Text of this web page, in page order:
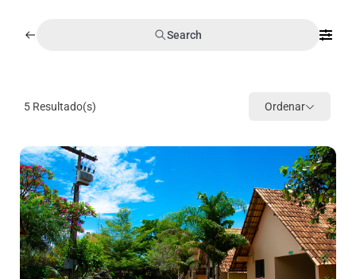
Search
5 Resultado(s) Ordenar